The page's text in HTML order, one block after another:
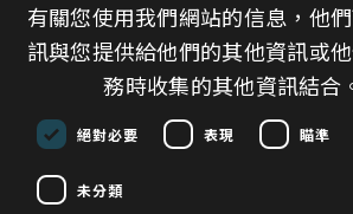
新聞中心
最新消息
媒體報導
招標資訊
有關您使用我們網站的信息，他
訊與您提供給他們的其他資訊或
務時收集的其他資訊結合
絕對必要 表現 瞄準
未分類